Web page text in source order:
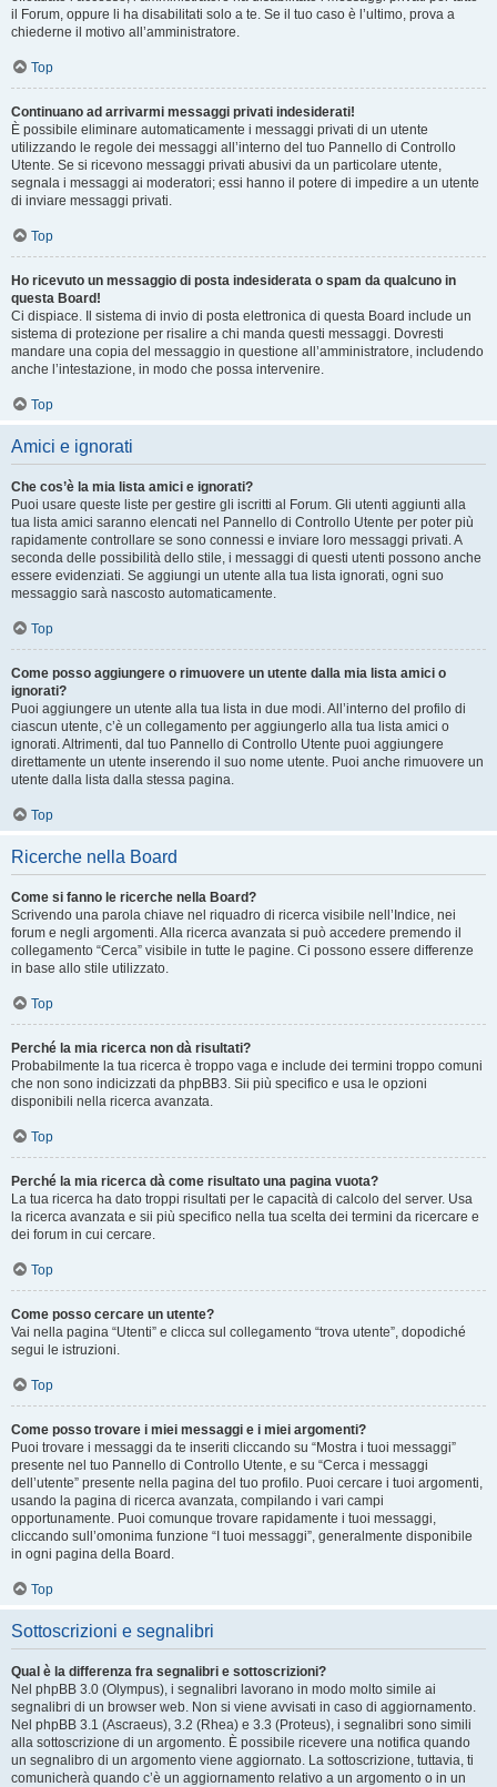
il Forum, oppure li ha disabilitati solo a te. Se il tuo caso è l’ultimo, prova a
chiederne il motivo all’amministratore.
Top
Continuano ad arrivarmi messaggi privati indesiderati!
È possibile eliminare automaticamente i messaggi privati ​​di un utente
utilizzando le regole dei messaggi all’interno del tuo Pannello di Controllo
Utente. Se si ricevono messaggi privati ​​abusivi da un particolare utente,
segnala i messaggi ai moderatori; essi hanno il potere di impedire a un utente
di inviare messaggi privati​​.
Top
Ho ricevuto un messaggio di posta indesiderata o spam da qualcuno in
questa Board!
Ci dispiace. Il sistema di invio di posta elettronica di questa Board include un
sistema di protezione per risalire a chi manda questi messaggi. Dovresti
mandare una copia del messaggio in questione all’amministratore, includendo
anche l’intestazione, in modo che possa intervenire.
Top
Amici e ignorati
Che cos’è la mia lista amici e ignorati?
Puoi usare queste liste per gestire gli iscritti al Forum. Gli utenti aggiunti alla
tua lista amici saranno elencati nel Pannello di Controllo Utente per poter più
rapidamente controllare se sono connessi e inviare loro messaggi privati. A
seconda delle possibilità dello stile, i messaggi di questi utenti possono anche
essere evidenziati. Se aggiungi un utente alla tua lista ignorati, ogni suo
messaggio sarà nascosto automaticamente.
Top
Come posso aggiungere o rimuovere un utente dalla mia lista amici o
ignorati?
Puoi aggiungere un utente alla tua lista in due modi. All’interno del profilo di
ciascun utente, c’è un collegamento per aggiungerlo alla tua lista amici o
ignorati. Altrimenti, dal tuo Pannello di Controllo Utente puoi aggiungere
direttamente un utente inserendo il suo nome utente. Puoi anche rimuovere un
utente dalla lista dalla stessa pagina.
Top
Ricerche nella Board
Come si fanno le ricerche nella Board?
Scrivendo una parola chiave nel riquadro di ricerca visibile nell’Indice, nei
forum e negli argomenti. Alla ricerca avanzata si può accedere premendo il
collegamento “Cerca” visibile in tutte le pagine. Ci possono essere differenze
in base allo stile utilizzato.
Top
Perché la mia ricerca non dà risultati?
Probabilmente la tua ricerca è troppo vaga e include dei termini troppo comuni
che non sono indicizzati da phpBB3. Sii più specifico e usa le opzioni
disponibili nella ricerca avanzata.
Top
Perché la mia ricerca dà come risultato una pagina vuota?
La tua ricerca ha dato troppi risultati per le capacità di calcolo del server. Usa
la ricerca avanzata e sii più specifico nella tua scelta dei termini da ricercare e
dei forum in cui cercare.
Top
Come posso cercare un utente?
Vai nella pagina “Utenti” e clicca sul collegamento “trova utente”, dopodiché
segui le istruzioni.
Top
Come posso trovare i miei messaggi e i miei argomenti?
Puoi trovare i messaggi da te inseriti cliccando su “Mostra i tuoi messaggi”
presente nel tuo Pannello di Controllo Utente, e su “Cerca i messaggi
dell’utente” presente nella pagina del tuo profilo. Puoi cercare i tuoi argomenti,
usando la pagina di ricerca avanzata, compilando i vari campi
opportunamente. Puoi comunque trovare rapidamente i tuoi messaggi,
cliccando sull’omonima funzione “I tuoi messaggi”, generalmente disponibile
in ogni pagina della Board.
Top
Sottoscrizioni e segnalibri
Qual è la differenza fra segnalibri e sottoscrizioni?
Nel phpBB 3.0 (Olympus), i segnalibri lavorano in modo molto simile ai
segnalibri di un browser web. Non si viene avvisati in caso di aggiornamento.
Nel phpBB 3.1 (Ascraeus), 3.2 (Rhea) e 3.3 (Proteus), i segnalibri sono simili
alla sottoscrizione di un argomento. È possibile ricevere una notifica quando
un segnalibro di un argomento viene aggiornato. La sottoscrizione, tuttavia, ti
comunicherà quando c’è un aggiornamento relativo a un argomento o in un